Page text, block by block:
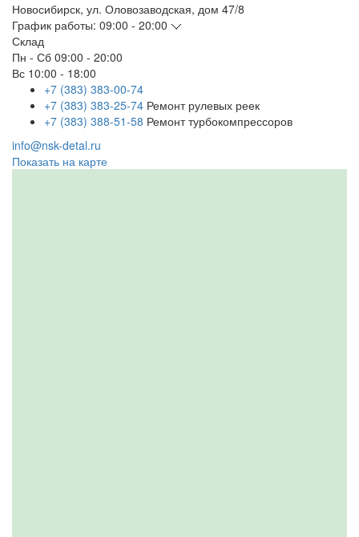
Новосибирск, ул. Оловозаводская, дом 47/8
График работы: 09:00 - 20:00
Склад
Пн - Сб 09:00 - 20:00
Вс 10:00 - 18:00
+7 (383) 383-00-74
+7 (383) 383-25-74 Ремонт рулевых реек
+7 (383) 388-51-58 Ремонт турбокомпрессоров
info@nsk-detal.ru
Показать на карте